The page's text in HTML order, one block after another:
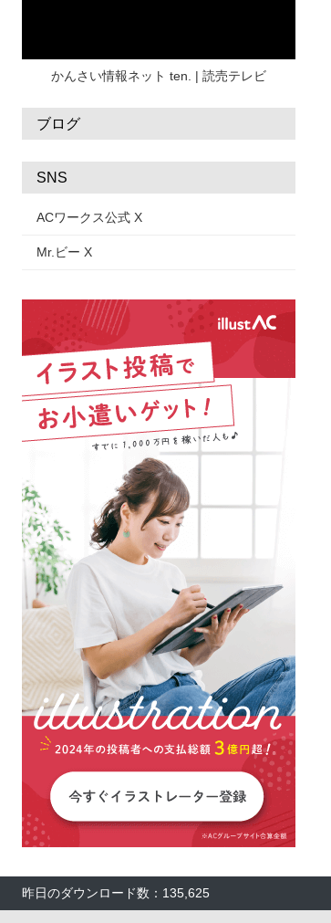
かんさい情報ネット ten. | 読売テレビ
ブログ
SNS
ACワークス公式 X
Mr.ビー X
昨日のダウンロード数：135,625